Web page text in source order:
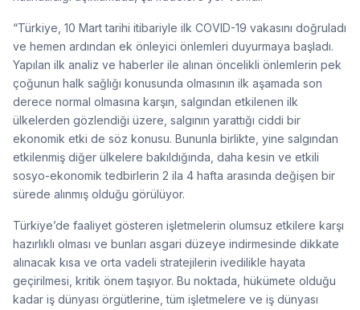
“Türkiye, 10 Mart tarihi itibariyle ilk COVID-19 vakasını doğruladı
ve hemen ardından ek önleyici önlemleri duyurmaya başladı.
Yapılan ilk analiz ve haberler ile alınan öncelikli önlemlerin pek
çoğunun halk sağlığı konusunda olmasının ilk aşamada son
derece normal olmasına karşın, salgından etkilenen ilk
ülkelerden gözlendiği üzere, salgının yarattığı ciddi bir
ekonomik etki de söz konusu. Bununla birlikte, yine salgından
etkilenmiş diğer ülkelere bakıldığında, daha kesin ve etkili
sosyo-ekonomik tedbirlerin 2 ila 4 hafta arasında değişen bir
sürede alınmış olduğu görülüyor.
Türkiye’de faaliyet gösteren işletmelerin olumsuz etkilere karşı
hazırlıklı olması ve bunları asgari düzeye indirmesinde dikkate
alınacak kısa ve orta vadeli stratejilerin ivedilikle hayata
geçirilmesi, kritik önem taşıyor. Bu noktada, hükümete olduğu
kadar iş dünyası örgütlerine, tüm işletmelere ve iş dünyası